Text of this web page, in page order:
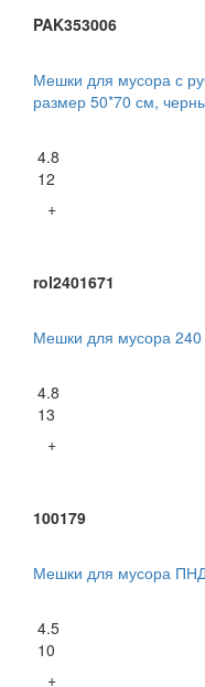
PAK353006
Мешки для мусора с
размер 50*70 см,
4.8
12
+
rol2401671
Мешки для мусора
4.8
13
+
100179
Мешки для мусора
4.5
10
+